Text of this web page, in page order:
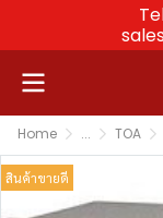
Home ... TOA
สินค้าขายดี